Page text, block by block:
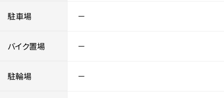
駐車場 －
バイク置場 －
駐輪場 －